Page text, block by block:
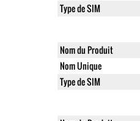
Type de SIM
Nom du Produit
Nom Unique
Type de SIM